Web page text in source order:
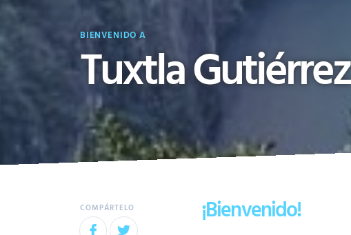
BIENVENIDO A
Tuxtla Gutiérrez
¡Bienvenido!